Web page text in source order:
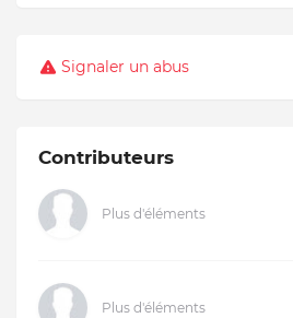
Signaler un abus
Contributeurs
Plus d'éléments
Plus d'éléments